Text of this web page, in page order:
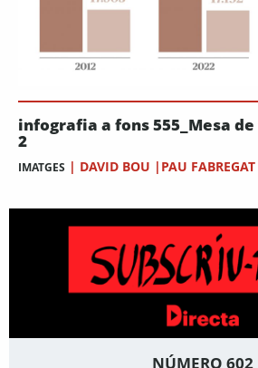
infografia a fons 555_Mesa
2
IMATGES | DAVID BOU |PAU FABREGAT
NÚMERO 602